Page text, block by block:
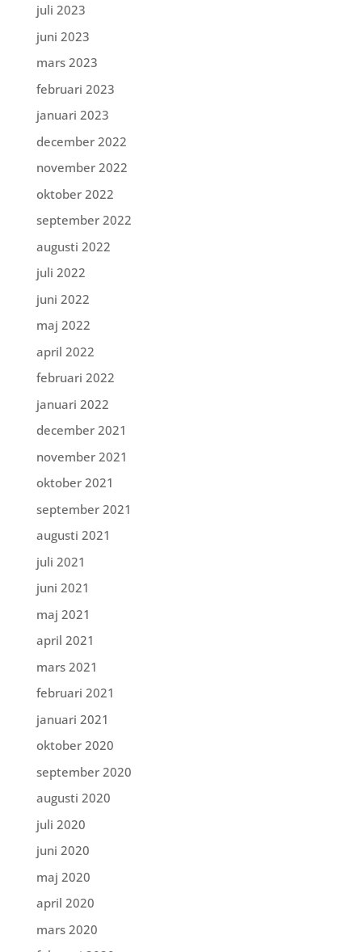
juli 2023
juni 2023
mars 2023
februari 2023
januari 2023
december 2022
november 2022
oktober 2022
september 2022
augusti 2022
juli 2022
juni 2022
maj 2022
april 2022
februari 2022
januari 2022
december 2021
november 2021
oktober 2021
september 2021
augusti 2021
juli 2021
juni 2021
maj 2021
april 2021
mars 2021
februari 2021
januari 2021
oktober 2020
september 2020
augusti 2020
juli 2020
juni 2020
maj 2020
april 2020
mars 2020